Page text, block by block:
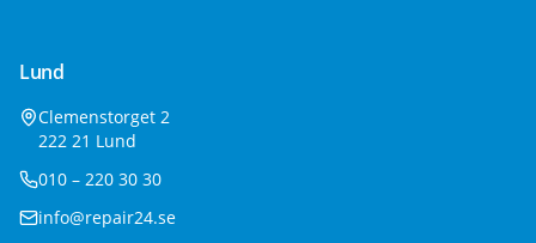
Lund
Clemenstorget 2
222 21 Lund
010 – 220 30 30
info@repair24.se